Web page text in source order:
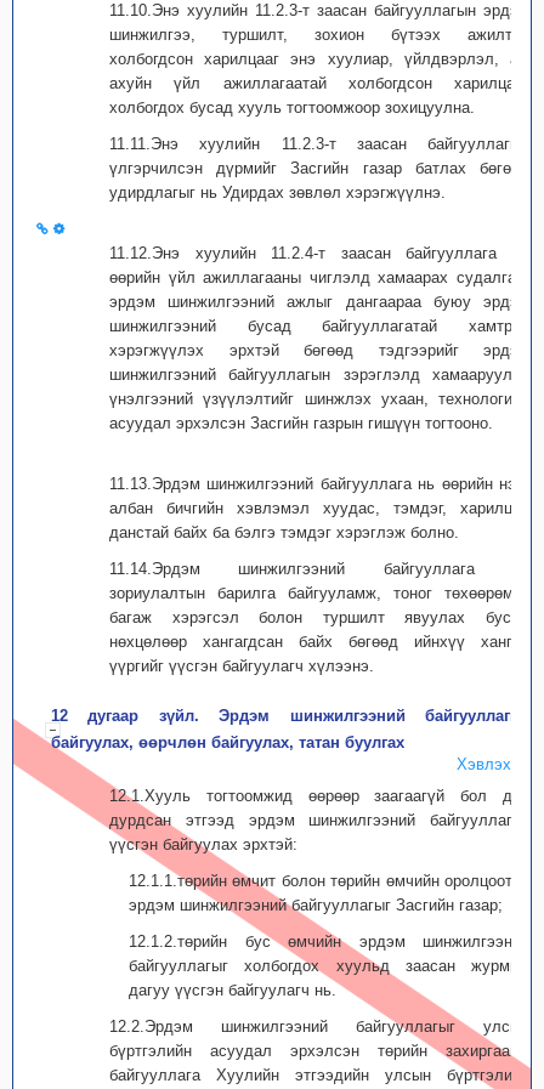
11.10.Энэ хуулийн 11.2.3-т заасан байгууллагын эрдэм
шинжилгээ, туршилт, зохион бүтээх ажилтай
холбогдсон харилцааг энэ хуулиар, үйлдвэрлэл, аж
ахуйн үйл ажиллагаатай холбогдсон харилцааг
холбогдох бусад хууль тогтоомжоор зохицуулна.
11.11.Энэ хуулийн 11.2.3-т заасан байгууллагын
үлгэрчилсэн дүрмийг Засгийн газар батлах бөгөөд
удирдлагыг нь Удирдах зөвлөл хэрэгжүүлнэ.
11.12.Энэ хуулийн 11.2.4-т заасан байгууллага нь
өөрийн үйл ажиллагааны чиглэлд хамаарах судалгаа,
эрдэм шинжилгээний ажлыг дангаараа буюу эрдэм
шинжилгээний бусад байгууллагатай хамтран
хэрэгжүүлэх эрхтэй бөгөөд тэдгээрийг эрдэм
шинжилгээний байгууллагын зэрэглэлд хамааруулах
үнэлгээний үзүүлэлтийг шинжлэх ухаан, технологийн
асуудал эрхэлсэн Засгийн газрын гишүүн тогтооно.
11.13.Эрдэм шинжилгээний байгууллага нь өөрийн нэр,
албан бичгийн хэвлэмэл хуудас, тэмдэг, харилцах
данстай байх ба бэлгэ тэмдэг хэрэглэж болно.
11.14.Эрдэм шинжилгээний байгууллага нь
зориулалтын барилга байгууламж, тоног төхөөрөмж,
багаж хэрэгсэл болон туршилт явуулах бусад
нөхцөлөөр хангагдсан байх бөгөөд ийнхүү хангах
үүргийг үүсгэн байгуулагч хүлээнэ.
12 дугаар зүйл. Эрдэм шинжилгээний байгууллагыг
байгуулах, өөрчлөн байгуулах, татан буулгах
Хэвлэх
12.1.Хууль тогтоомжид өөрөөр заагаагүй бол дор
дурдсан этгээд эрдэм шинжилгээний байгууллагыг
үүсгэн байгуулах эрхтэй:
12.1.1.төрийн өмчит болон төрийн өмчийн оролцоотой
эрдэм шинжилгээний байгууллагыг Засгийн газар;
12.1.2.төрийн бус өмчийн эрдэм шинжилгээний
байгуул­лагыг холбогдох хуульд заасан журмын
дагуу үүсгэн байгуулагч нь.
12.2.Эрдэм шинжилгээний байгууллагыг улсын
бүртгэлийн асуудал эрхэлсэн төрийн захиргааны
байгууллага Хуулийн этгээдийн улсын бүртгэлийн